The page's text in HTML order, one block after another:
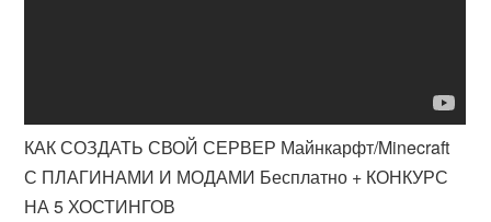
КАК СОЗДАТЬ СВОЙ СЕРВЕР Майнкарфт/Minecraft
С ПЛАГИНАМИ И МОДАМИ Бесплатно + КОНКУРС
НА 5 ХОСТИНГОВ